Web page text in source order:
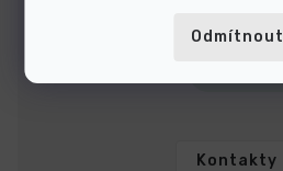
Odmítnout
Kontakty